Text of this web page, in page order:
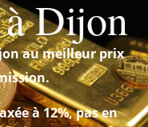
Dijon
au meilleur prix
à 12%, pas en